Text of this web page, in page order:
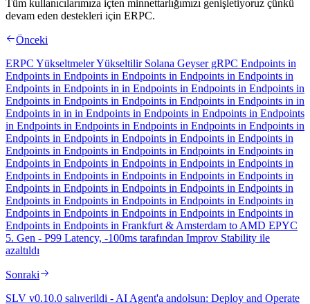
Tüm kullanıcılarımıza içten minnettarlığımızı genişletiyoruz çünkü
devam eden destekleri için ERPC.
Önceki
ERPC Yükseltmeler Yükseltilir Solana Geyser gRPC Endpoints in
Endpoints in Endpoints in Endpoints in Endpoints in Endpoints in
Endpoints in Endpoints in in Endpoints in Endpoints in Endpoints in
Endpoints in Endpoints in Endpoints in Endpoints in Endpoints in in
Endpoints in in in Endpoints in Endpoints in Endpoints in Endpoints
in Endpoints in Endpoints in Endpoints in Endpoints in Endpoints in
Endpoints in Endpoints in Endpoints in Endpoints in Endpoints in
Endpoints in Endpoints in Endpoints in Endpoints in Endpoints in
Endpoints in Endpoints in Endpoints in Endpoints in Endpoints in
Endpoints in Endpoints in Endpoints in Endpoints in Endpoints in
Endpoints in Endpoints in Endpoints in Endpoints in Endpoints in
Endpoints in Endpoints in Endpoints in Endpoints in Endpoints in
Endpoints in Endpoints in Endpoints in Endpoints in Endpoints in
Endpoints in Endpoints in Frankfurt & Amsterdam to AMD EPYC
5. Gen - P99 Latency, -100ms tarafından Improv Stability ile
azaltıldı
Sonraki
SLV v0.10.0 salıverildi - AI Agent'a andolsun: Deploy and Operate